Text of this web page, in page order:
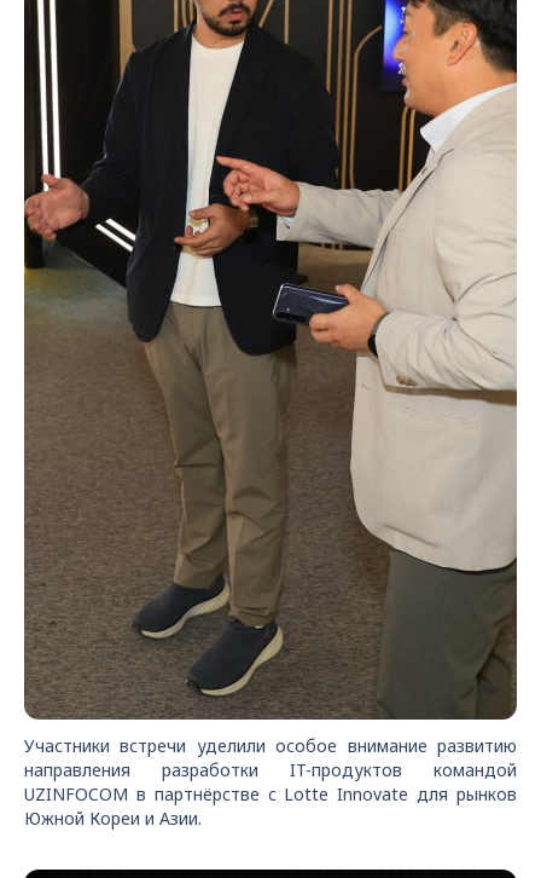
Участники встречи уделили особое внимание развитию
направления разработки IT-продуктов командой
UZINFOCOM в партнёрстве с Lotte Innovate для рынков
Южной Кореи и Азии.